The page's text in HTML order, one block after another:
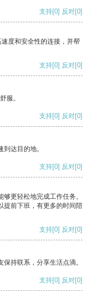
支持[0] 反对[0]
度和安全性的连接，并帮
支持[0] 反对[0]
服。
支持[0] 反对[0]
达目的地。
支持[0] 反对[0]
更轻松地完成工作任务。
提前下班，有更多的时间陪
支持[0] 反对[0]
持联系，分享生活点滴。
支持[0] 反对[0]